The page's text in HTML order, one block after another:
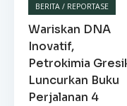
BERITA / REPORTASE
Wariskan DNA
Inovatif,
Petrokimia
Luncurkan Buku
Perjalanan 4